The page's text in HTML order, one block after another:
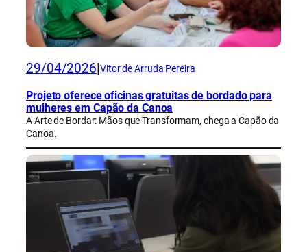
29/04/2026 Vitor de Arruda Pereira
Projeto oferece oficinas gratuitas de bordado para
mulheres em Capão da Canoa
A Arte de Bordar: Mãos que Transformam, chega a Capão da
Canoa.